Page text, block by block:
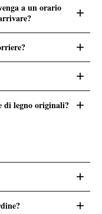
a un orario
+
+
+
di legno originali? +
+
+